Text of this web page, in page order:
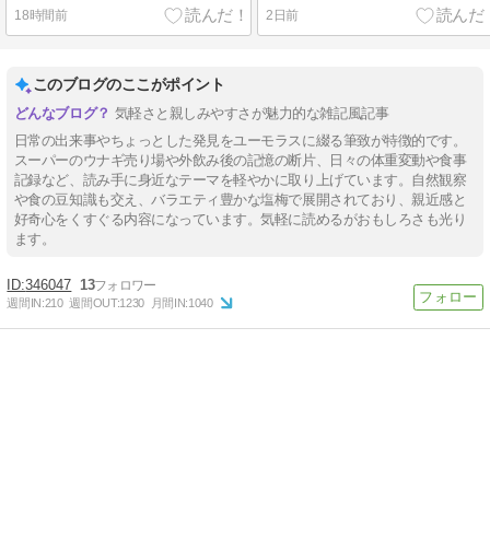
18時間前 2日前
このブログのここがポイント
気軽さと親しみやすさが魅力的な雑記風記事
日常の出来事やちょっとした発見をユーモラスに綴る筆致が特徴的です。
スーパーのウナギ売り場や外飲み後の記憶の断片、日々の体重変動や食事
記録など、読み手に身近なテーマを軽やかに取り上げています。自然観察
や食の豆知識も交え、バラエティ豊かな塩梅で展開されており、親近感と
好奇心をくすぐる内容になっています。気軽に読めるがおもしろさも光り
ます。
346047 13
週間IN:210 週間OUT:1230 月間IN:1040